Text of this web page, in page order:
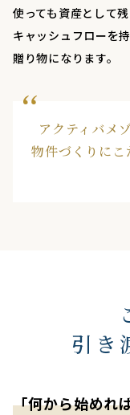
使っても資産として
キャッシュフローを
贈り物になります。
アクティバメ
物件づくりに
引き
「何から始めれ